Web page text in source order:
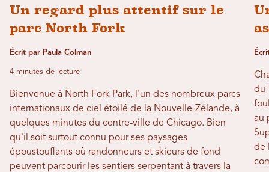
Un regard plus attentif sur le
parc North Fork
Écrit par Paula Colman
4 minutes de lecture
Bienvenue à North Fork Park, l'un des nombreux parcs
internationaux de ciel étoilé de la Nouvelle-Zélande, à
quelques minutes du centre-ville de Chicago. Bien
qu'il soit surtout connu pour ses paysages
époustouflants où randonneurs et skieurs de fond
peuvent parcourir les sentiers serpentant à travers la
du
au
de